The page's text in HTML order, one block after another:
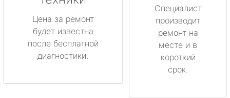
Цена за ремонт
будет известна
после бесплатной
диагностики.
Специалист
производит
ремонт на
месте и в
короткий
срок.